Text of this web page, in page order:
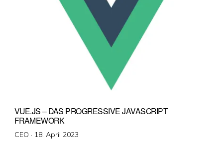
VUE.JS – DAS PROGRESSIVE JAVASCRIPT
FRAMEWORK
CEO · Veröffentlicht
18. April 2023